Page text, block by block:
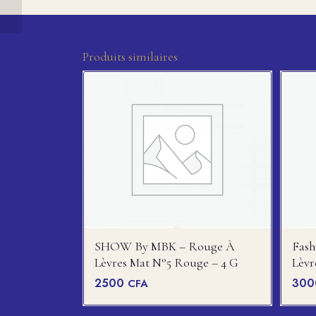
Produits similaires
SHOW By MBK – Rouge À
Lèvres Mat N°5 Rouge – 4 G
2500 CFA